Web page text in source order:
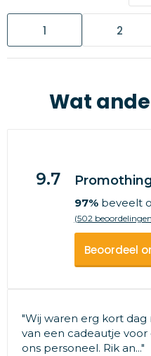
1 2
Wat
9.7
97%beveelt
(502
Beoordeel
"Wij waren erg kort
van een cadeautje
ons personeel. Rik an..."